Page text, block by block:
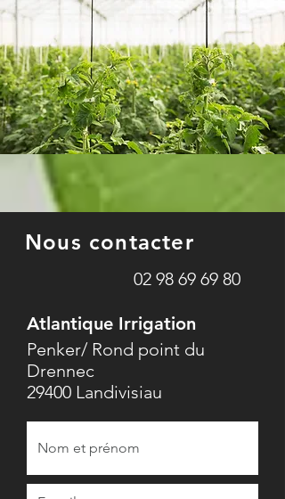
Nous contacter
02 98 69 69 80
Atlantique Irrigation
Penker/ Rond point du
Drennec
29400 Landivisiau